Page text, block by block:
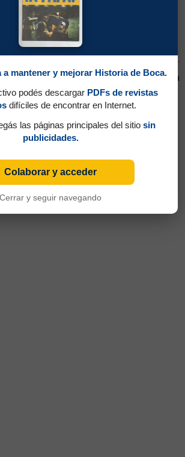
Santiago Gáspari
desde Chacarita. Se destacó por su potencia
En 1939 pasó a Atlanta, regresando en 1941
a mantener y mejorar Historia de Boca.
podés descargar PDFs de revistas
difíciles de encontrar en Internet.
las páginas principales del sitio sin
publicidades.
Colaborar y acceder
Cerrar y seguir navegando